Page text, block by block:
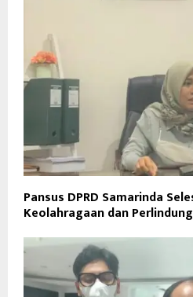
Pansus DPRD Samarinda
Keolahragaan dan